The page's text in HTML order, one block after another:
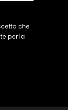
che
per la